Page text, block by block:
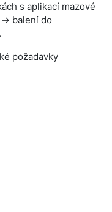
s aplikací mazové
→ balení do
požadavky